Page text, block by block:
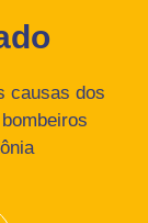
causas dos